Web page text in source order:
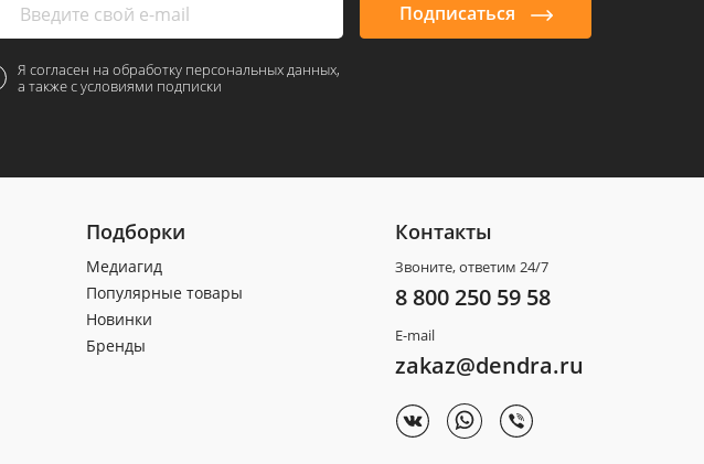
Подписаться
Я согласен на обработку персональных данных,
а также с условиями подписки
Подборки
Медиагид
Популярные товары
Новинки
Бренды
Контакты
Звоните, ответим 24/7
8 800 250 59 58
E-mail
zakaz@dendra.ru